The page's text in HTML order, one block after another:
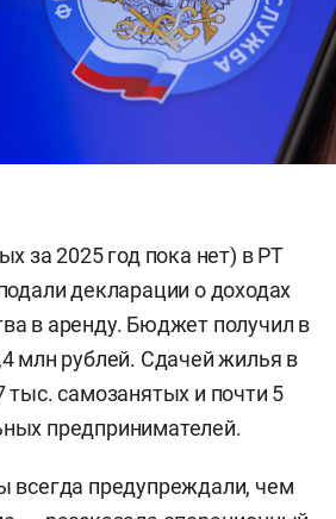
за 2025 год пока нет) в РТ
декларации о доходах
в аренду. Бюджет получил в
млн рублей. Сдачей жилья в
тыс. самозанятых и почти 5
предпринимателей.
всегда предупреждали, чем